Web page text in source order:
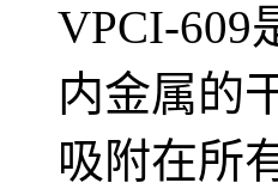
VPCI-609
内金属的
吸附在所